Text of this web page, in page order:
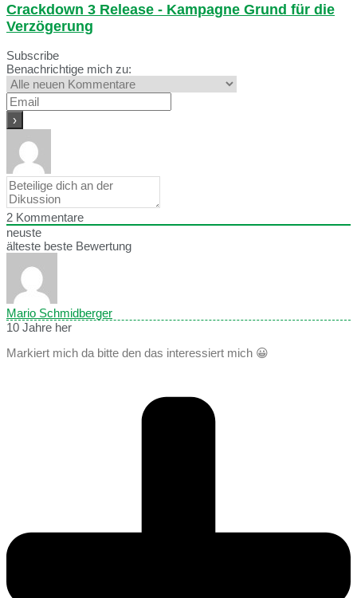
Crackdown 3 Release - Kampagne Grund für die
Verzögerung
Subscribe
Benachrichtige mich zu:
2 Kommentare
neuste
älteste beste Bewertung
Mario Schmidberger
10 Jahre her
Markiert mich da bitte den das interessiert mich 😀